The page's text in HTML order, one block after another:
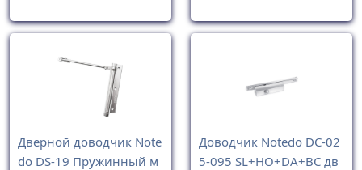
Дверной доводчик Note
do DS-19 Пружинный м
Доводчик Notedo DC-02
5-095 SL+HO+DA+BC дв